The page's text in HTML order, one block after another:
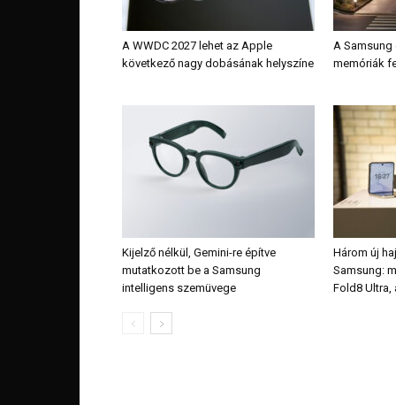
A WWDC 2027 lehet az Apple
következő nagy dobásának helyszíne
A
memóriák
Kijelző nélkül, Gemini-re építve
mutatkozott be a Samsung
intelligens szemüvege
Három új
Samsung:
Fold8 Ultra,